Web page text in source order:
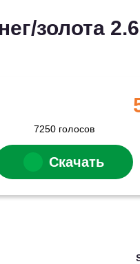
золота
7250 голосов
Скачать